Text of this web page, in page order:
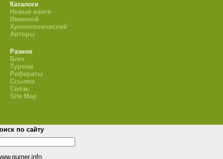
Каталоги
Новые книги
Именной
Хронологический
Авторы
Разное
Блог
Туризм
Рефераты
Ссылки
Связь
Site Map
по сайту